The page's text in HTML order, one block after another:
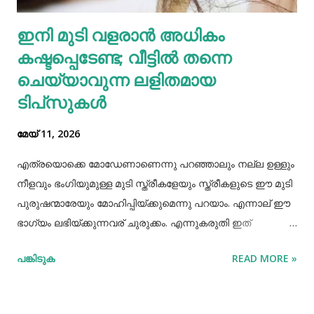
എല്ലാത്തരം തിനയും പോഷകസമൃദ്ധമാണെങ്കിലും, റാഗിക്ക്
ചില പ്രത്യേക ഗുണങ്ങളുണ്ട്. റാഗി ഗ്ലൂറ്റൻ രഹിതവും
പ്രോട്ടീനാൽ സമ്പുഷ്ടവുമാണ്. മറ്റ് തിനകളേക്കാൾ കൂടുതൽ
കാൽസ്യ...
ഇനി മുടി വളരാൻ അധികം
കഷ്ടപ്പെടേണ്ട; വീട്ടിൽ തന്നെ
ചെയ്യാവുന്ന ലളിതമായ
ടിപ്‌സുകൾ
മേയ് 11, 2026
എത്രയൊക്കെ മോഡേണാണെന്നു പറഞ്ഞാലും നല്ല ഉള്ളും
നീളവും ഭംഗിയുമുള്ള മുടി സ്ത്രീകളേയും സ്ത്രീകളുടെ ഈ മുടി
പുരുഷന്മാരേയും മോഹിപ്പിയ്ക്കുമെന്നു പറയാം. എന്നാല് ഈ
ഭാഗ്യം ലഭിയ്ക്കുന്നവര് ചുരുക്കം. എന്നുകരുതി ഇത്
സഹായിക്കുന്ന ചില വഴികളെക്കുറിച്ചറിയൂ,മുടി വളര്‍ച്ചയ്ക്ക്
പങ്കിടുക READ MORE »